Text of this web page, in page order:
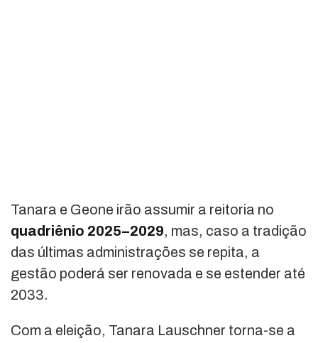
Tanara e Geone irão assumir a reitoria no
quadriênio 2025–2029, mas, caso a tradição
das últimas administrações se repita, a
gestão poderá ser renovada e se estender até
2033.
Com a eleição, Tanara Lauschner torna-se a